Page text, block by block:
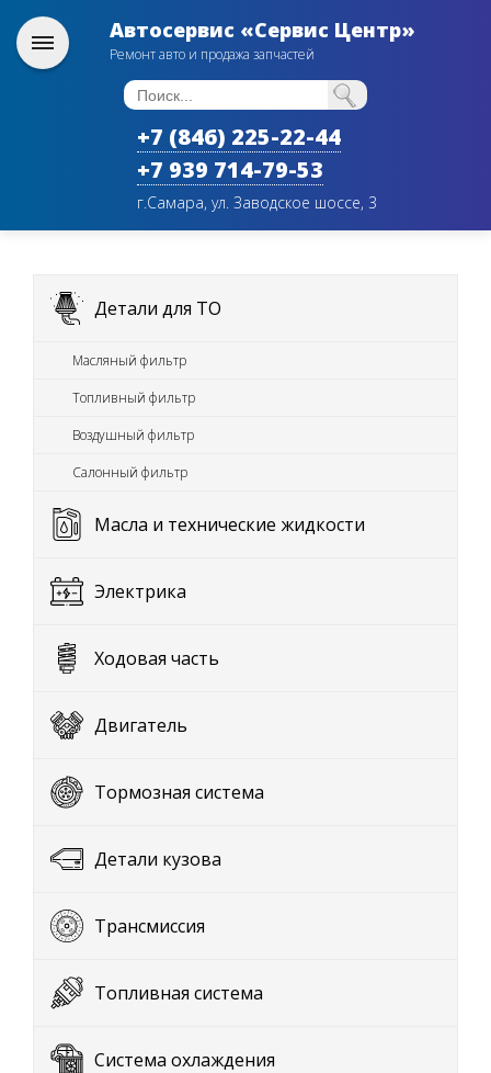
Автосервис «Сервис Центр»
Ремонт авто и продажа запчастей
+7 (846) 225-22-44
+7 939 714-79-53
г.Самара, ул. Заводское шоссе, 3
Детали для ТО
Масляный фильтр
Топливный фильтр
Воздушный фильтр
Салонный фильтр
Масла и технические жидкости
Электрика
Ходовая часть
Двигатель
Тормозная система
Детали кузова
Трансмиссия
Топливная система
Система охлаждения